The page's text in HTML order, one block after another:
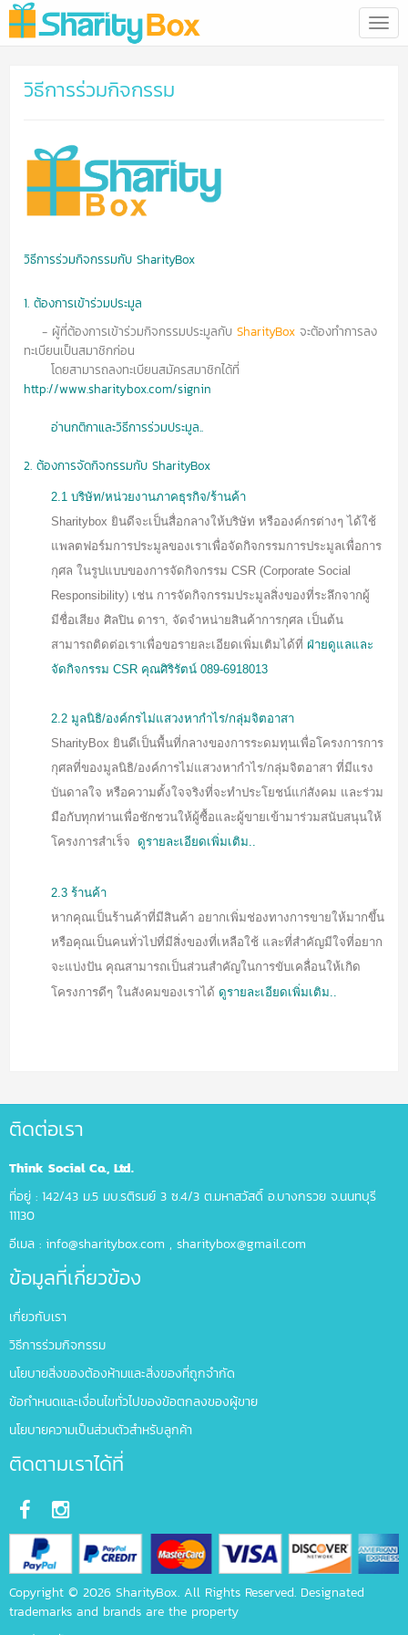
วิธีการร่วมกิจกรรม
วิธีการร่วมกิจกรรมกับ SharityBox
1. ต้องการเข้าร่วมประมูล
- ผู้ที่ต้องการเข้าร่วมกิจกรรมประมูลกับ SharityBox จะต้องทำการลง
ทะเบียนเป็นสมาชิกก่อน
โดยสามารถลงทะเบียนสมัครสมาชิกได้ที่
http://www.sharitybox.com/signin
อ่านกติกาและวิธีการร่วมประมูล..
2. ต้องการจัดกิจกรรมกับ SharityBox
2.1 บริษัท/หน่วยงานภาคธุรกิจ/ร้านค้า
Sharitybox ยินดีจะเป็นสื่อกลางให้บริษัท หรือองค์กรต่างๆ ได้ใช้
แพลตฟอร์มการประมูลของเราเพื่อจัดกิจกรรมการประมูลเพื่อการ
กุศล ในรูปแบบของการจัดกิจกรรม CSR (Corporate Social
Responsibility) เช่น การจัดกิจกรรมประมูลสิ่งของที่ระลึกจากผู้
มีชื่อเสียง ศิลปิน ดารา, จัดจำหน่ายสินค้าการกุศล เป็นต้น
สามารถติดต่อเราเพื่อขอรายละเอียดเพิ่มเติมได้ที่ ฝ่ายดูแลและ
จัดกิจกรรม CSR คุณศิริรัตน์ 089-6918013
2.2 มูลนิธิ/องค์กรไม่แสวงหากำไร/กลุ่มจิตอาสา
SharityBox ยินดีเป็นพื้นที่กลางของการระดมทุนเพื่อโครงการการ
กุศลที่ของมูลนิธิ/องค์การไม่แสวงหากำไร/กลุ่มจิตอาสา ที่มีแรง
บันดาลใจ หรือความตั้งใจจริงที่จะทำประโยชน์แก่สังคม และร่วม
มือกับทุกท่านเพื่อชักชวนให้ผู้ซื้อและผู้ขายเข้ามาร่วมสนับสนุนให้
โครงการสำเร็จ ดูรายละเอียดเพิ่มเติม..
2.3 ร้านค้า
หากคุณเป็นร้านค้าที่มีสินค้า อยากเพิ่มช่องทางการขายให้มากขึ้น
หรือคุณเป็นคนทั่วไปที่มีสิ่งของที่เหลือใช้ และที่สำคัญมีใจที่อยาก
จะแบ่งปัน คุณสามารถเป็นส่วนสำคัญในการขับเคลื่อนให้เกิด
โครงการดีๆ ในสังคมของเราได้ ดูรายละเอียดเพิ่มเติม..
ติดต่อเรา
Think Social Co., Ltd.
ที่อยู่ : 142/43 ม.5 มบ.รติรมย์ 3 ซ.4/3 ต.มหาสวัสดิ์ อ.บางกรวย จ.นนทบุรี
11130
อีเมล : info@sharitybox.com , sharitybox@gmail.com
ข้อมูลที่เกี่ยวข้อง
เกี่ยวกับเรา
วิธีการร่วมกิจกรรม
นโยบายสิ่งของต้องห้ามและสิ่งของที่ถูกจำกัด
ข้อกำหนดและเงื่อนไขทั่วไปของข้อตกลงของผู้ขาย
นโยบายความเป็นส่วนตัวสำหรับลูกค้า
ติดตามเราได้ที่
Copyright © 2026 SharityBox. All Rights Reserved. Designated
trademarks and brands are the property